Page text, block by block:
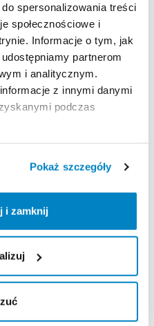
spersonalizowania treści
społecznościowe i
Informacje o tym, jak
partnerom
i analitycznym.
z innymi danymi
podczas
Pokaż szczegóły
i zamknij
do noszenia dziecka na
siedzisko ​,​
i bezpieczeństwo.
18 kg